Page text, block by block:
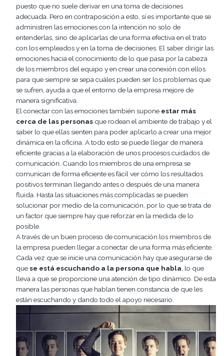
puesto que no suele derivar en una toma de decisiones
adecuada. Pero en contraposición a esto, sí es importante que se
administren las emociones con la intención no solo de
entenderlas, sino de aplicarlas de una forma efectiva en el trato
con los empleados y en la toma de decisiones. El saber dirigir las
emociones hacia el conocimiento de lo que pasa por la cabeza
de los miembros del equipo y en crear una conexión con ellos
para que siempre se sepa cuáles pueden ser los problemas que
se sufren, ayuda a que el entorno de la empresa mejore de
manera significativa.
El conectar con las emociones también supone estar más
cerca de las personas que rodean el ambiente de trabajo y el
saber lo que ellas sienten para poder aplicarlo a crear una mejor
dinámica en la oficina. A todo esto se puede llegar de manera
eficiente gracias a la elaboración de unos procesos cuidados de
comunicación. Cuando los miembros de una empresa se
comunican de forma eficiente es fácil ver cómo los resultados
positivos terminan llegando antes o después de una manera
fluida. Hasta las situaciones más complicadas se pueden
solucionar por medio de la comunicación, por lo que se trata de
un factor que siempre hay que reforzar en la medida de lo
posible.
A través de un buen proceso de comunicación los miembros de
la empresa pueden llegar a conectar de una forma más eficiente.
Cada vez que se inicie una comunicación hay que asegurarse de
quese está escuchando a la persona que habla , lo que
lleva a que se proporcione una atención de tipo dinámico. De esta
manera las personas que hablan tienen constancia de que les
están escuchando y dando todo el apoyo necesario.